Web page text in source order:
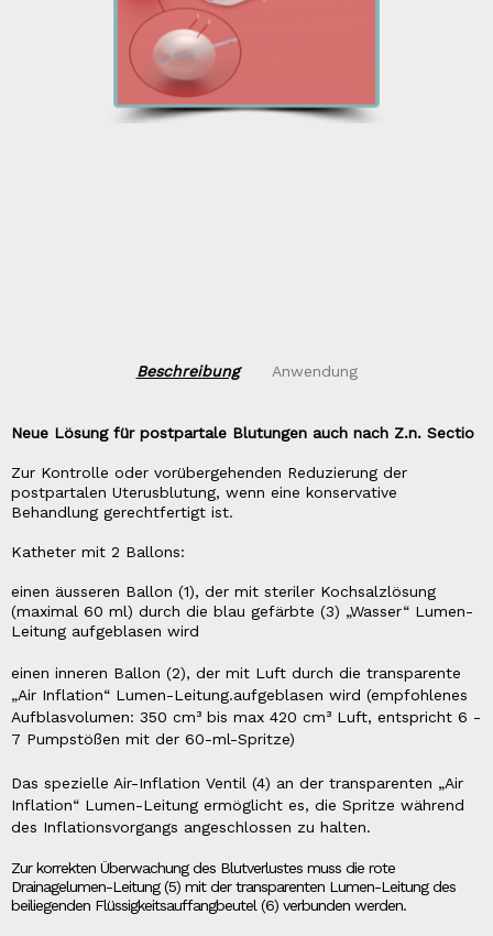
Beschreibung Anwendung
Neue Lösung für postpartale Blutungen auch nach Z.n. Sectio
Zur Kontrolle oder vorübergehenden Reduzierung der
postpartalen Uterusblutung, wenn eine konservative
Behandlung gerechtfertigt ist.
Katheter mit 2 Ballons:
einen äusseren Ballon (1), der mit steriler Kochsalzlösung
(maximal 60 ml) durch die blau gefärbte (3) „Wasser“ Lumen-
Leitung aufgeblasen wird
einen inneren Ballon (2), der mit Luft durch die transparente
„Air Inflation“ Lumen-Leitung.aufgeblasen wird (empfohlenes
Aufblasvolumen: 350 cm³ bis max 420 cm³ Luft, entspricht 6 -
7 Pumpstößen mit der 60-ml-Spritze)
Das spezielle Air-Inflation Ventil (4) an der transparenten „Air
Inflation“ Lumen-Leitung ermöglicht es, die Spritze während
des Inflationsvorgangs angeschlossen zu halten.
Zur korrekten Überwachung des Blutverlustes muss die rote
Drainagelumen-Leitung (5) mit der transparenten Lumen-Leitung des
beiliegenden Flüssigkeitsauffangbeutel (6) verbunden werden.